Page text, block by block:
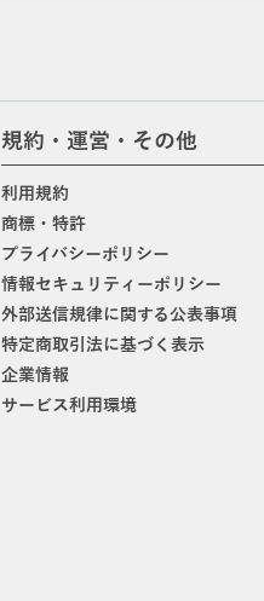
規約・運営・その他
利用規約
商標・特許
プライバシーポリシー
情報セキュリティーポリシー
外部送信規律に関する公表事項
特定商取引法に基づく表示
企業情報
サービス利用環境